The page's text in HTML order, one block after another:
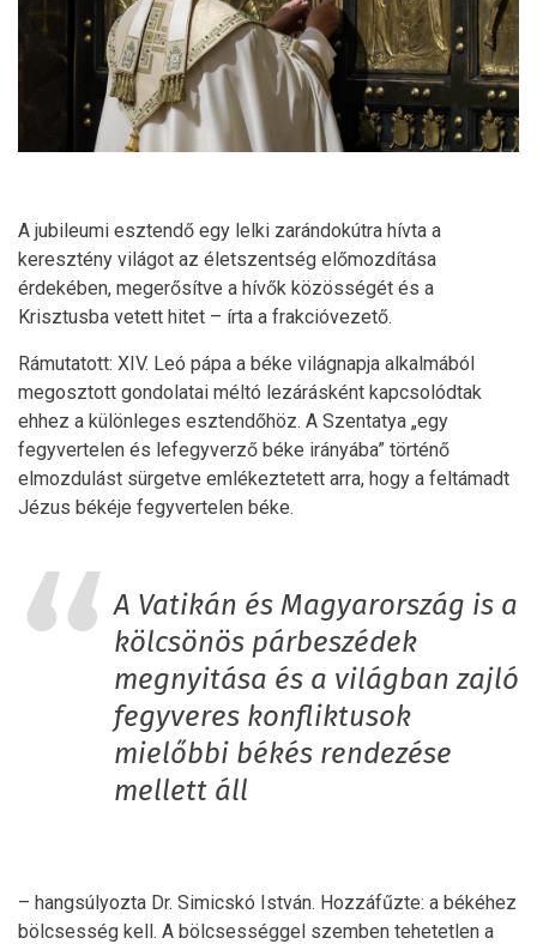
A jubileumi esztendő egy lelki zarándokútra hívta a
keresztény világot az életszentség előmozdítása
érdekében, megerősítve a hívők közösségét és a
Krisztusba vetett hitet – írta a frakcióvezető.
Rámutatott: XIV. Leó pápa a béke világnapja alkalmából
megosztott gondolatai méltó lezárásként kapcsolódtak
ehhez a különleges esztendőhöz. A Szentatya „egy
fegyvertelen és lefegyverző béke irányába” történő
elmozdulást sürgetve emlékeztetett arra, hogy a feltámadt
Jézus békéje fegyvertelen béke.
A Vatikán és Magyarország is a
kölcsönös párbeszédek
megnyitása és a világban zajló
fegyveres konfliktusok
mielőbbi békés rendezése
mellett áll
– hangsúlyozta Dr. Simicskó István. Hozzáfűzte: a békéhez
bölcsesség kell. A bölcsességgel szemben tehetetlen a